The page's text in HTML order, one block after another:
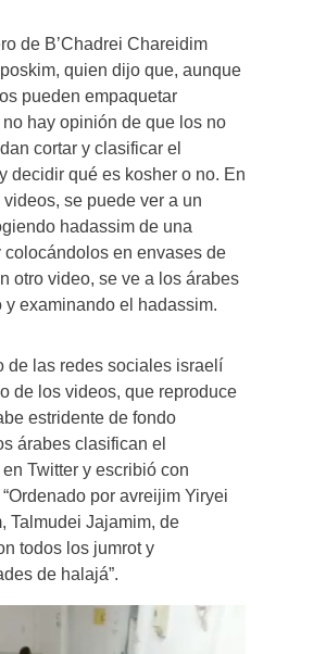
de B’Chadrei Chareidim
quien dijo que, aunque
pueden empaquetar
no hay opinión de que los no
cortar y clasificar el
decidir qué es kosher o no. En
se puede ver a un
hadassim de una
colocándolos en envases de
otro video, se ve a los árabes
y examinando el hadassim.
de las redes sociales israelí
de los videos, que reproduce
estridente de fondo
árabes clasifican el
Twitter y escribió con
por avreijim Yiryei
Talmudei Jajamim, de
todos los jumrot y
de halajá”.